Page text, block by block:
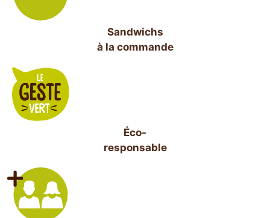
Sandwichs
à la commande
Éco-
responsable